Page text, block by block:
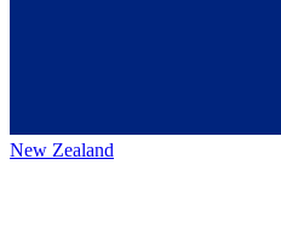
New Zealand